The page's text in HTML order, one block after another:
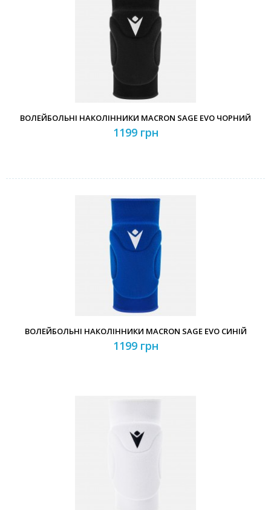
ВОЛЕЙБОЛЬНІ НАКОЛІННИКИ MACRON SAGE EVO ЧОРНИЙ
1199 грн
ВОЛЕЙБОЛЬНІ НАКОЛІННИКИ MACRON SAGE EVO СИНІЙ
1199 грн